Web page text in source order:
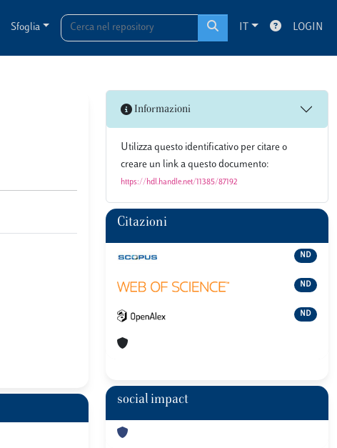
Sfoglia IT LOGIN
Informazioni
Utilizza questo identificativo per citare o
creare un link a questo documento:
https://hdl.handle.net/11385/87192
Citazioni
ND
ND
ND
social impact